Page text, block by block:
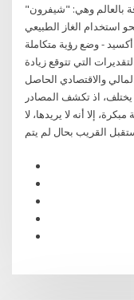
بالعالم وهي: "شيفرون"
الغاز الطبيعي
- وضع رؤية متكاملة
التي تتوقع زيادة
والاقتصادي الحاصل
يختلف، اذ تكشف المصادر
إلا أنه لا يريدها، لا
القريب بحال لم يتم